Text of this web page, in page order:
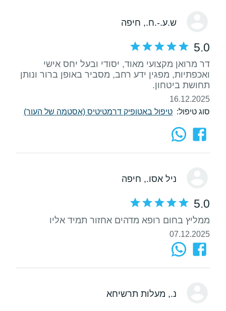
ש.ע.-.ח., חיפה
5.0
דר מרואן מקצועי מאוד, יסודי ובעל יחס אישי
ואכפתיות, מפגין ידע רחב, מסביר באופן ברור ונותן
תחושת ביטחון.
16.12.2025
סוג טיפול: טיפול באטופיק דרמטיטיס (אסטמה של העור)
ניל אסו., חיפה
5.0
ממליץ בחום רופא מדהים אחזור תמיד אליו
07.12.2025
נ., מעלות תרשיחא